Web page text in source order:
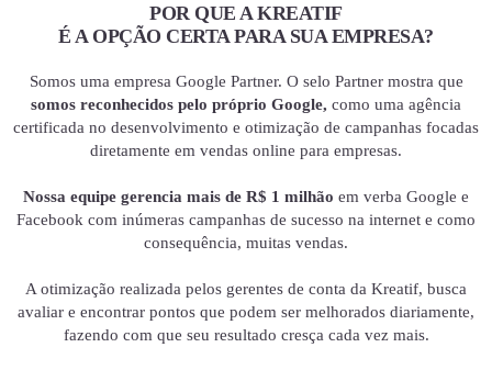
POR QUE A KREATIF
É A OPÇÃO CERTA PARA SUA EMPRESA?
Somos uma empresa Google Partner. O selo Partner mostra que
somos reconhecidos pelo próprio Google, como uma agência
certificada no desenvolvimento e otimização de campanhas focadas
diretamente em vendas online para empresas.
Nossa equipe gerencia mais de R$ 1 milhão em verba Google e
Facebook com inúmeras campanhas de sucesso na internet e como
consequência, muitas vendas.
A otimização realizada pelos gerentes de conta da Kreatif, busca
avaliar e encontrar pontos que podem ser melhorados diariamente,
fazendo com que seu resultado cresça cada vez mais.